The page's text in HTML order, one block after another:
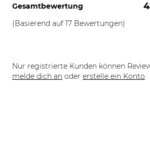
Gesamtbewertung
(Basierend auf 17 Bewertungen)
Nur registrierte Kunden können
melde dich an oder erstelle ein Konto.